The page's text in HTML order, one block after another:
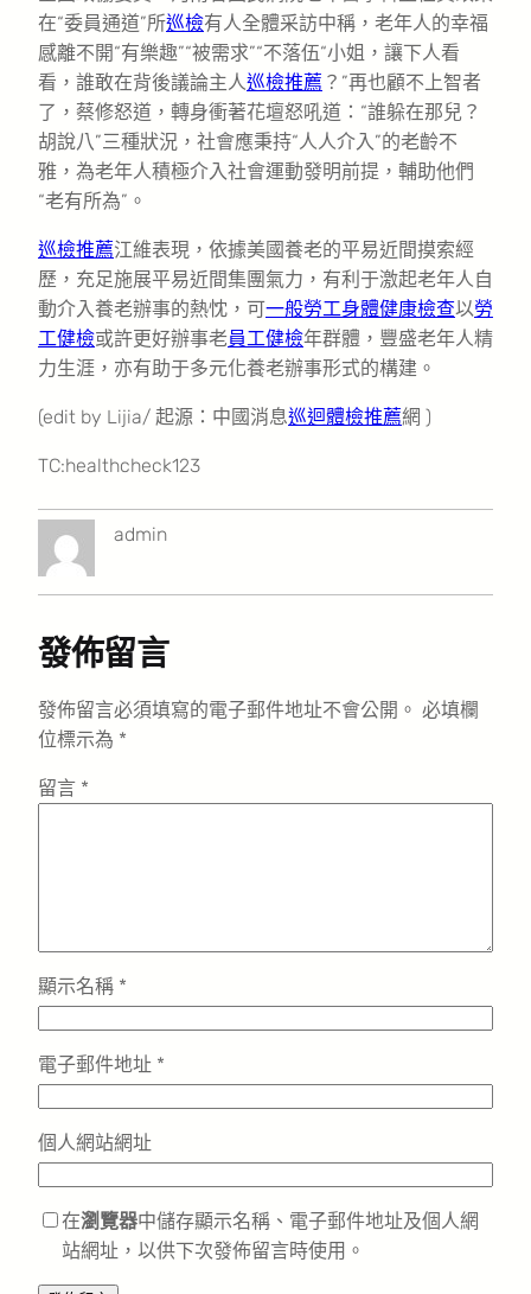
在“委員通道”所巡檢有人全體采訪中稱，老年人的幸福
感離不開“有樂趣”“被需求”“不落伍“小姐，讓下人看
看，誰敢在背後議論主人巡檢推薦 ？”再也顧不上智者
了，蔡修怒道，轉身衝著花壇怒吼道：“誰躲在那兒？
胡說八”三種狀況，社會應秉持“人人介入”的老齡不
雅，為老年人積極介入社會運動發明前提，輔助他們
“老有所為”。
巡檢推薦江維表現，依據美國養老的平易近間摸索經
歷，充足施展平易近間集團氣力，有利于激起老年人自
動介入養老辦事的熱忱，可一般勞工身體健康檢查以勞
工健檢或許更好辦事老員工健檢年群體，豐盛老年人精
力生涯，亦有助于多元化養老辦事形式的構建。
(edit by Lijia/ 起源：中國消息巡迴體檢推薦網 )
TC:healthcheck123
admin
發佈留言
發佈留言必須填寫的電子郵件地址不會公開。 必填欄
位標示為 *
留言 *
顯示名稱 *
電子郵件地址 *
個人網站網址
在瀏覽器中儲存顯示名稱、電子郵件地址及個人網
站網址，以供下次發佈留言時使用。